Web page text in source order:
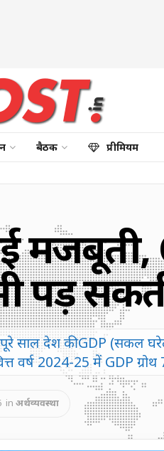
बैठक प्रीमियम
मजबूती,
पड़
साल देश की GDP (सकल
2024-25 में GDP ग्रोथ
in अर्थव्यवस्था